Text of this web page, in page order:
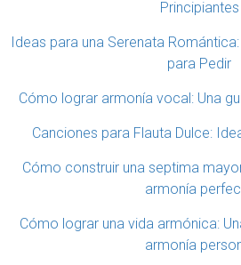
Principiantes
Ideas para una Serenata
para Pedir
Cómo lograr armonía vocal: Una
Canciones para Flauta Dulce:
Cómo construir una septima
armonía
Cómo lograr una vida armónica:
armonía